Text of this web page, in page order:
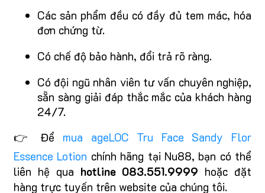
Các sản phẩm đều có đầy đủ tem mác, hóa
đơn chứng từ.
Có chế độ bảo hành, đổi trả rõ ràng.
Có đội ngũ nhân viên tư vấn chuyên nghiệp,
sẵn sàng giải đáp thắc mắc của khách hàng
24/7.
👉 Để mua ageLOC Tru Face Sandy Flor
Essence Lotion chính hãng tại Nu88, bạn có thể
liên hệ qua hotline 083.551.9999 hoặc đặt
hàng trực tuyến trên website của chúng tôi.